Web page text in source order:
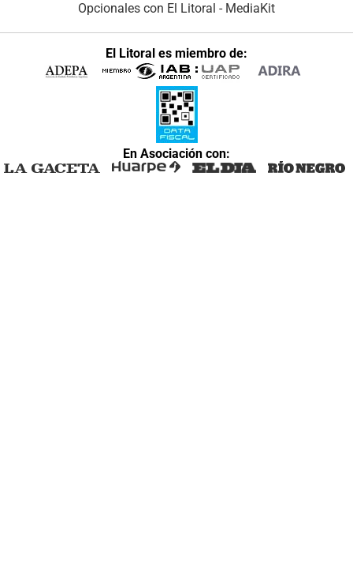
Opcionales con El Litoral - MediaKit
El Litoral es miembro de:
En Asociación con: